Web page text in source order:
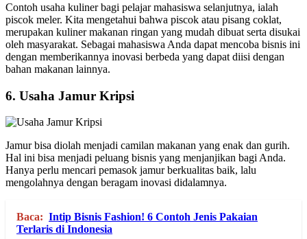
Contoh usaha kuliner bagi pelajar mahasiswa selanjutnya, ialah
piscok meler. Kita mengetahui bahwa piscok atau pisang coklat,
merupakan kuliner makanan ringan yang mudah dibuat serta disukai
oleh masyarakat. Sebagai mahasiswa Anda dapat mencoba bisnis ini
dengan memberikannya inovasi berbeda yang dapat diisi dengan
bahan makanan lainnya.
6. Usaha Jamur Kripsi
Jamur bisa diolah menjadi camilan makanan yang enak dan gurih.
Hal ini bisa menjadi peluang bisnis yang menjanjikan bagi Anda.
Hanya perlu mencari pemasok jamur berkualitas baik, lalu
mengolahnya dengan beragam inovasi didalamnya.
Baca: Intip Bisnis Fashion! 6 Contoh Jenis Pakaian
Terlaris di Indonesia